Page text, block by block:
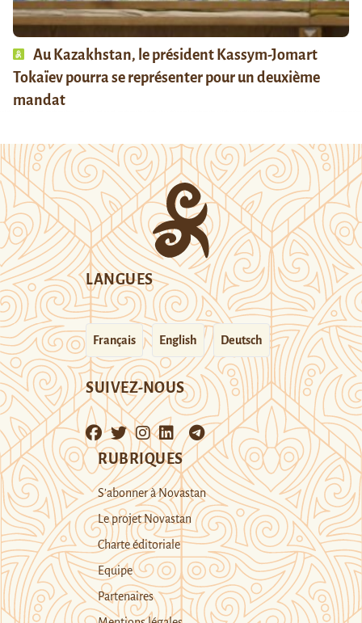
Au Kazakhstan, le président Kassym-Jomart
Tokaïev pourra se représenter pour un deuxième
mandat
LANGUES
Français English Deutsch
SUIVEZ-NOUS
RUBRIQUES
S’abonner à Novastan
Le projet Novastan
Charte éditoriale
Equipe
Partenaires